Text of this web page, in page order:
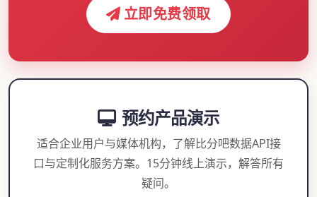
立即免费领取
预约产品演示
适合企业用户与媒体机构，了解比分吧数据API接
口与定制化服务方案。15分钟线上演示，解答所有
疑问。